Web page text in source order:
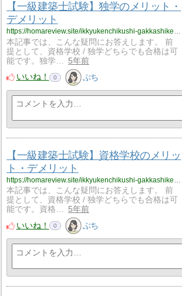
【一級建築士試験】独学のメリット・
デメリット
https://homareview.site/ikkyukenchikushi-gakkashiken-dokugaku-merit-demerit/
本記事では、こんな疑問にお答えします。 前
提として、資格学校 / 独学どちらでも合格は可
能です。独学…
5年前
いいね！
0 ぶち
【一級建築士試験】資格学校のメリッ
ト・デメリット
本記事では、こんな疑問にお答えします。 前
提として、資格学校 / 独学どちらでも合格は可
能です。資格…
5年前
いいね！
0 ぶち